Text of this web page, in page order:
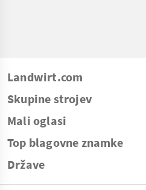
Landwirt.com
Skupine strojev
Mali oglasi
Top blagovne znamke
Države